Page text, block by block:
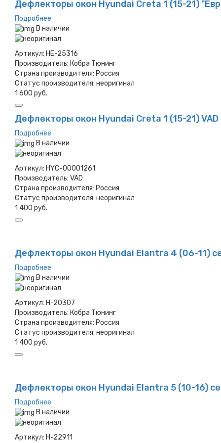
Дефлекторы окон Hyundai Creta 1 (15-21)
Подробнее
В наличии
Артикул: HE-25316
Производитель: Кобра Тюнинг
Страна производителя: Россия
Статус производителя: неоригинал
1 600 руб.
Дефлекторы окон Hyundai Creta 1 (15-21) VAD
Подробнее
В наличии
Артикул: HYC-00001261
Производитель: VAD
Страна производителя: Россия
Статус производителя: неоригинал
1 400 руб.
Дефлекторы окон Hyundai Elantra 4 (06-11)
Подробнее
В наличии
Артикул: H-20307
Производитель: Кобра Тюнинг
Страна производителя: Россия
Статус производителя: неоригинал
1 400 руб.
Дефлекторы окон Hyundai Elantra 5 (10-16)
Подробнее
В наличии
Артикул: H-22911